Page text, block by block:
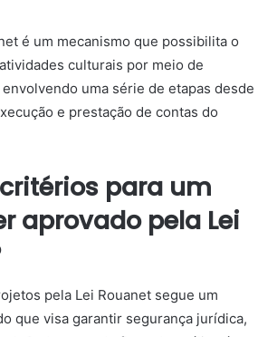
é um mecanismo que possibilita o
culturais por meio de
uma série de etapas desde
e prestação de contas do
para um
aprovado pela Lei
pela Lei Rouanet segue um
que visa garantir segurança jurídica,